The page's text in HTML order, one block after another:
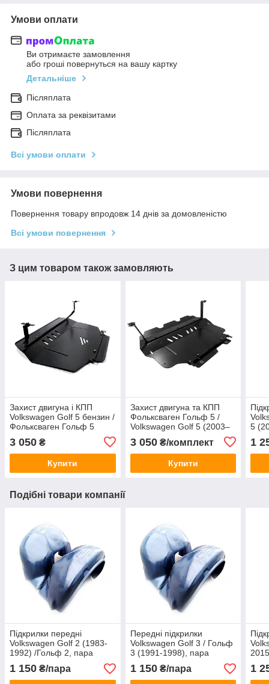
Умови оплати
Ви отримаєте замовлення
або гроші повернуться на вашу картку
Детальніше
Післяплата
Оплата за реквізитами
Післяплата
Всі умови оплати
Умови повернення
Повернення товару впродовж 14 днів за домовленістю
Всі умови повернення
З цим товаром також замовляють
Захист двигуна і КПП
Volkswagen Golf 5 бензин /
Фольксваген Гольф 5
(2003–2008), арт. 395/12,
сталь 2 мм
3 050 ₴
Купити
Захист двигуна та КПП
Фольксваген Гольф 5 /
Volkswagen Golf 5 (2003–
2009), сталь 2 мм, ЩИТ,
арт. 009/12
3 050₴/комплект
Купити
5
1
Подібні товари компанії
Підкрилки передні
Volkswagen Golf 2 (1983-
1992) /Гольф 2, пара
1 150 ₴/пара
Передні підкрилки
Volkswagen Golf 3 / Гольф
3 (1991-1998), пара
1 150₴/пара 1